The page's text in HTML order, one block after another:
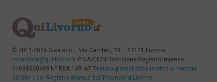
© 2011-2026 Gisa snc – Via Cambini, 29 – 57121 Livorno
redazione@quilivorno.it P.IVA/CF/N° Iscrizione Registro Imprese:
01688500493 N° REA 149167 Testata giornalistica iscritta al numero
03/2011 del Registro Stampa del Tribunale diLivorno